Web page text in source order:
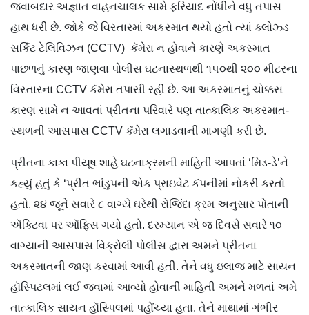
જવાબદાર અજ્ઞાત વાહનચાલક સામે ફરિયાદ નોંધીને વધુ તપાસ
હાથ ધરી છે. જોકે જે વિસ્તારમાં અકસ્માત થયો હતો ત્યાં ક્લોઝ્ડ
સર્કિટ ટેલિવિઝન (CCTV) કૅમેરા ન હોવાને કારણે અકસ્માત
પાછળનું કારણ જાણવા પોલીસ ઘટનાસ્થળથી ૧૫૦થી ૨૦૦ મીટરના
વિસ્તારના CCTV કૅમેરા તપાસી રહી છે. આ અકસ્માતનું ચોક્કસ
કારણ સામે ન આવતાં પ્રીતના પરિવારે પણ તાત્કાલિક અકસ્માત-
સ્થળની આસપાસ CCTV કૅમેરા લગાડવાની માગણી કરી છે.
પ્રીતના કાકા પીયૂષ શાહે ઘટનાક્રમની માહિતી આપતાં ‘મિડ-ડે’ને
કહ્યું હતું કે ‘પ્રીત ભાંડુપની એક પ્રાઇવેટ કંપનીમાં નોકરી કરતો
હતો. ૨૪ જૂને સવારે ૮ વાગ્યે ઘરેથી રોજિંદા ક્રમ અનુસાર પોતાની
ઍ​ક્ટિવા પર ઑફિસ ગયો હતો. દરમ્યાન એ જ દિવસે સવારે ૧૦
વાગ્યાની આસપાસ વિક્રોલી પોલીસ દ્વારા અમને પ્રીતના
અકસ્માતની જાણ કરવામાં આવી હતી. તેને વધુ ઇલાજ માટે સાયન
હૉસ્પિટલમાં લઈ જવામાં આવ્યો હોવાની માહિતી અમને મળતાં અમે
તાત્કાલિક સાયન હૉસ્પિલમાં પહોંચ્યા હતા. તેને માથામાં ગંભીર